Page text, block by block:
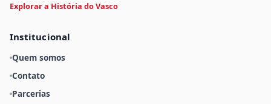
Explorar a História do Vasco
Institucional
Quem somos
Contato
Parcerias